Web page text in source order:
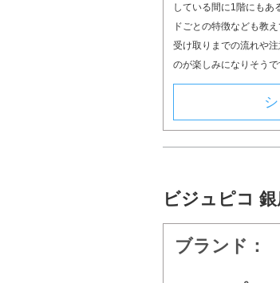
している間に1階にもあ
ドごとの特徴なども教
受け取りまでの流れや
のが楽しみになりそうで
ビジュピコ
ブランド：